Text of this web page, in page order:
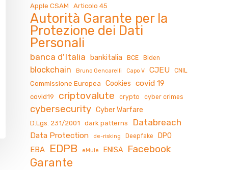
Apple CSAM Articolo 45
Autorità Garante per la
Protezione dei Dati
Personali
banca d'Italia bankitalia BCE Biden
blockchain Bruno Gencarelli Capo V CJEU CNIL
Commissione Europea Cookies covid 19
covid19 criptovalute crypto cyber crimes
cybersecurity Cyber Warfare
D.Lgs. 231/2001 dark patterns Databreach
Data Protection de-risking Deepfake DPO
EBA EDPB eMule ENISA Facebook
Garante